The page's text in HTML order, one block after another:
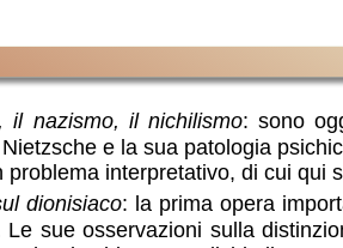
il nazismo, il nichilismo: sono
e la sua patologia
interpretativo, di cui qui
dionisiaco: la prima opera
sue osservazioni sulla